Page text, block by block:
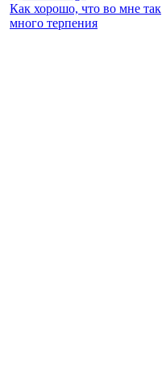
Как хорошо, что во мне так
много терпения